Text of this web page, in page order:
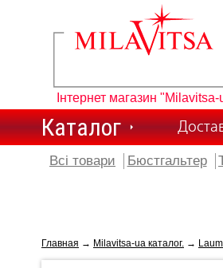
Інтернет магазин
Каталог
Всі товари Бюстгальтер
Главная → Milavitsa-ua каталог. →